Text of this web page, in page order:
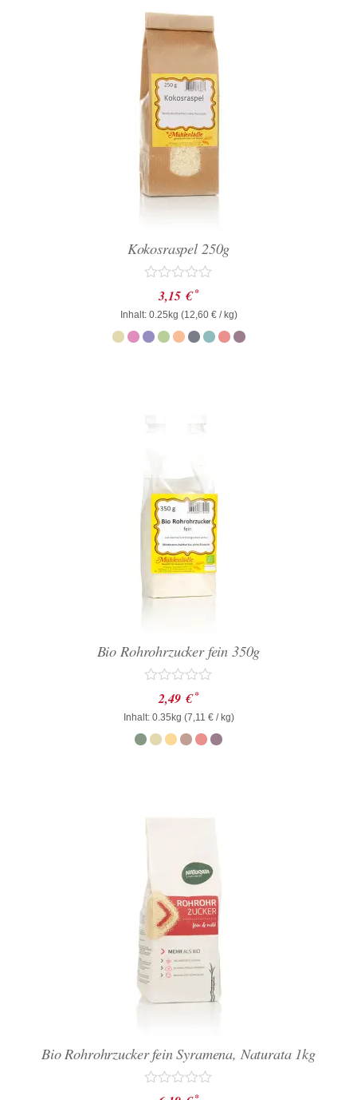
Kokosraspel 250g
Bewertet
mit
0
von
5
3,15 € *
Inhalt: 0.25kg (12,60 €/ kg)
Bio Rohrohrzucker fein 350g
Bewertet
mit
0
von
5
2,49 € *
Inhalt: 0.35kg (7,11 €/ kg)
Bio Rohrohrzucker fein Syramena, Naturata 1kg
Bewertet *